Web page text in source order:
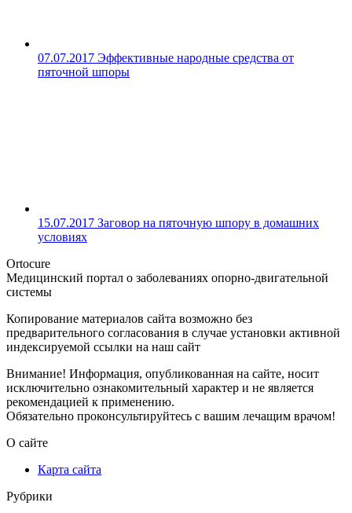
07.07.2017 Эффективные народные средства от
пяточной шпоры
15.07.2017 Заговор на пяточную шпору в домашних
условиях
Ortocure
Медицинский портал о заболеваниях опорно-двигательной
системы
Копирование материалов сайта возможно без
предварительного согласования в случае установки активной
индексируемой ссылки на наш сайт
Внимание! Информация, опубликованная на сайте, носит
исключительно ознакомительный характер и не является
рекомендацией к применению.
Обязательно проконсультируйтесь с вашим лечащим врачом!
О сайте
Карта сайта
Рубрики